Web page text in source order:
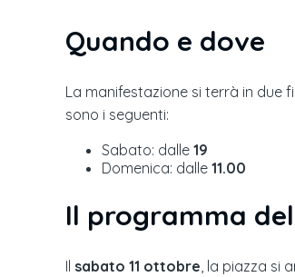
Quando e dove
La manifestazione si terrà in due
sono i seguenti:
Sabato: dalle 19
Domenica: dalle 11.00
Il programma
Il sabato 11 ottobre, la piazza si